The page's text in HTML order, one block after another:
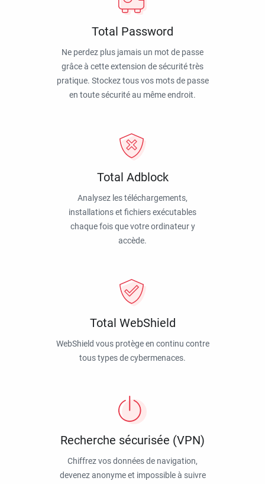
Total Password
Ne perdez plus jamais un mot de passe
grâce à cette extension de sécurité très
pratique. Stockez tous vos mots de passe
en toute sécurité au même endroit.
Total Adblock
Analysez les téléchargements,
installations et fichiers exécutables
chaque fois que votre ordinateur y
accède.
Total WebShield
WebShield vous protège en continu contre
tous types de cybermenaces.
Recherche sécurisée (VPN)
Chiffrez vos données de navigation,
devenez anonyme et impossible à suivre